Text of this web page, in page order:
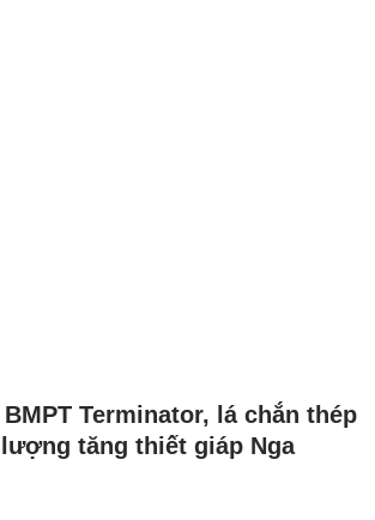
Terminator, lá chắn thép
tăng thiết giáp Nga